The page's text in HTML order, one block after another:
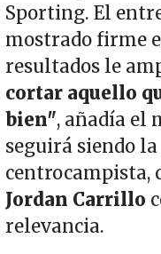
Sporting. El
mostrado firme
resultados le
cortar aquello
bien", añadía el
seguirá siendo
centrocampista,
Jordan Carrillo
relevancia.